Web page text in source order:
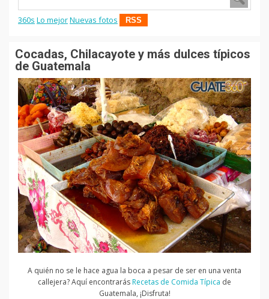
360s Lo mejorNuevas fotos RSS
Cocadas, Chilacayote y más dulces típicos
de Guatemala
A quién no se le hace agua la boca a pesar de ser en una venta
callejera? Aquí encontrarásRecetas de Comida Típica de
Guatemala, ¡Disfruta!